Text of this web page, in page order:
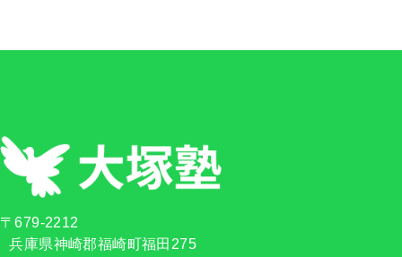
〒679-2212
兵庫県神崎郡福崎町福田275